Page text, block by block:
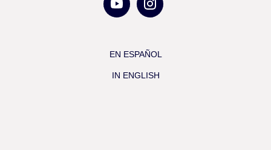
EN ESPAÑOL
IN ENGLISH